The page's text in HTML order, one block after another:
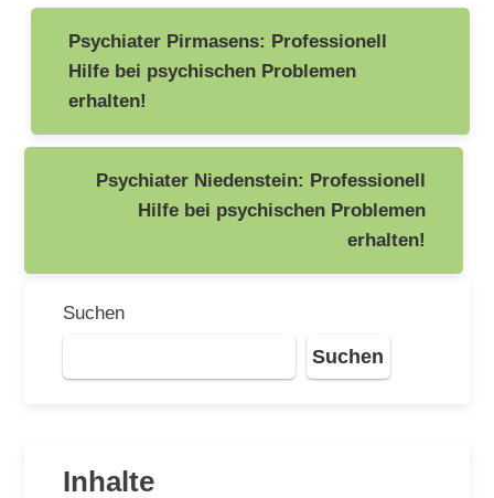
Beitragsnavigation
Psychiater Pirmasens: Professionell
Hilfe bei psychischen Problemen
erhalten!
Psychiater Niedenstein: Professionell
Hilfe bei psychischen Problemen
erhalten!
Suchen
Suchen
Inhalte